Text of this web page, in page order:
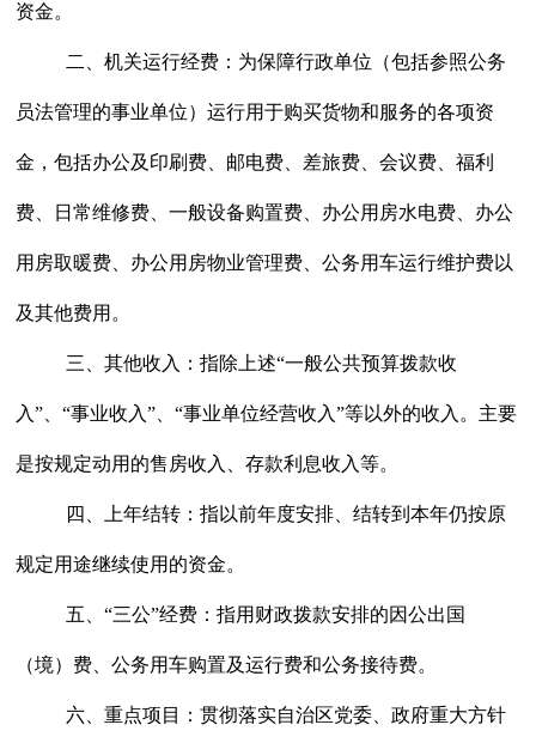
资金。
二、机关运行经费： 为保障行政单位（包括参照公务
员法管理的事业单位）运行用于购买货物和服务的各项资
金，包括办公及印刷费、邮电费、差旅费、会议费、福利
费、日常维修费、一般设备购置费、办公用房水电费、办公
用房取暖费、办公用房物业管理费、公务用车运行维护费以
及其他费用。
三、其他收入：指除上述“一般公共预算拨款收
入”、“事业收入”、“事业单位经营收入”等以外的收入。主要
是按规定动用的售房收入、存款利息收入等。
四、上年结转：指以前年度安排、结转到本年仍按原
规定用途继续使用的资金。
五、“三公”经费 ：指用财政拨款安排的因公出国
（境）费、公务用车购置及运行费和公务接待费。
六、重点项目：贯彻落实自治区党委、政府重大方针